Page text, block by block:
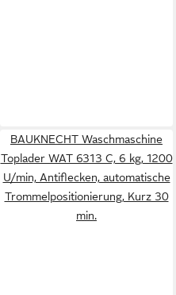
BAUKNECHT Waschmaschine
Toplader WAT 6313 C, 6 kg, 1200
U/min, Antiflecken, automatische
Trommelpositionierung, Kurz 30
min.